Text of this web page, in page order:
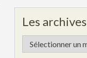
Les archives
Les
archives